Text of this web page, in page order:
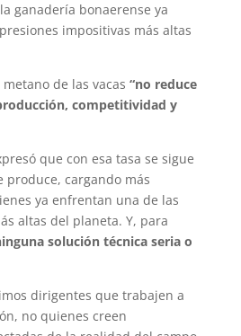
ganadería bonaerense ya
impositivas más altas
de las vacas “no reduce
competitividad y
que con esa tasa se sigue
produce, cargando más
ya enfrentan una de las
altas del planeta. Y, para
solución técnica seria o
dirigentes que trabajen a
no quienes creen